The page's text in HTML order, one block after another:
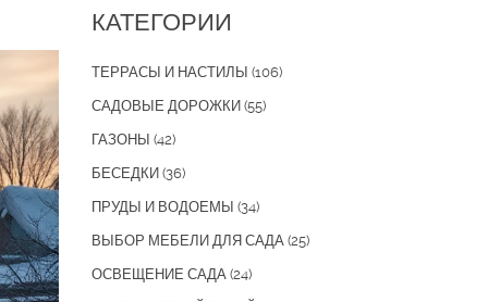
КАТЕГОРИИ
ТЕРРАСЫ И НАСТИЛЫ (106)
САДОВЫЕ ДОРОЖКИ (55)
ГАЗОНЫ (42)
БЕСЕДКИ (36)
ПРУДЫ И ВОДОЕМЫ (34)
ВЫБОР МЕБЕЛИ ДЛЯ САДА (25)
ОСВЕЩЕНИЕ САДА (24)